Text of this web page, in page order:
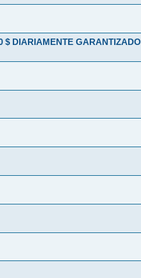
$ DIARIAMENTE GARANTIZADO